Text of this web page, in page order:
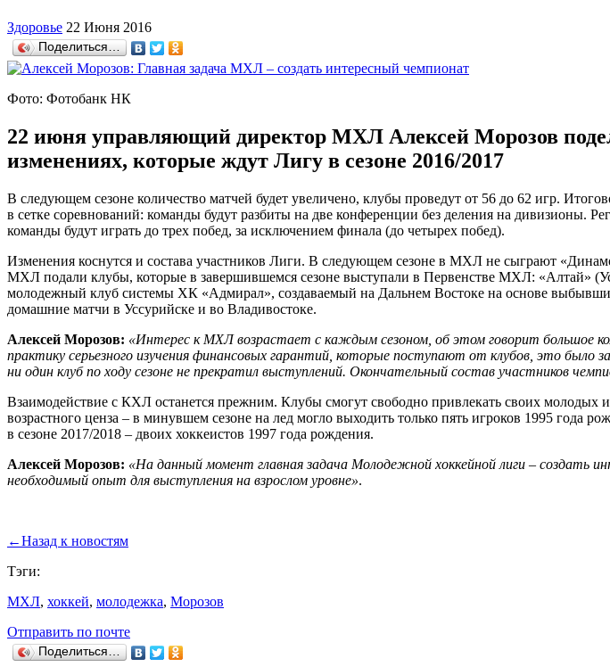
Здоровье 22 Июня 2016
Поделиться…
Фото: Фотобанк НК
22 июня управляющий директор МХЛ Алексей Морозов
изменениях, которые ждут Лигу в сезоне 2016/2017
В следующем сезоне количество матчей будет увеличено, клубы проведут от 56 до 62 игр.
в сетке соревнований: команды будут разбиты на две конференции без деления на дивизионы.
команды будут играть до трех побед, за исключением финала (до четырех побед).
Изменения коснутся и состава участников Лиги. В следующем сезоне в МХЛ не сыграют
МХЛ подали клубы, которые в завершившемся сезоне выступали в Первенстве МХЛ: «Алтай»
молодежный клуб системы ХК «Адмирал», создаваемый на Дальнем Востоке на основе
домашние матчи в Уссурийске и во Владивостоке.
Алексей Морозов: «Интерес к МХЛ возрастает с каждым сезоном, об этом говорит большое
практику серьезного изучения финансовых гарантий, которые поступают от клубов, это было
ни один клуб по ходу сезоне не прекратил выступлений. Окончательный состав участников
Взаимодействие с КХЛ останется прежним. Клубы смогут свободно привлекать своих
возрастного ценза – в минувшем сезоне на лед могло выходить только пять игроков 1995 года
в сезоне 2017/2018 – двоих хоккеистов 1997 года рождения.
Алексей Морозов: «На данный момент главная задача Молодежной хоккейной лиги – создать
необходимый опыт для выступления на взрослом уровне».
←Назад к новостям
Тэги:
МХЛ, хоккей, молодежка, Морозов
Отправить по почте
Поделиться…